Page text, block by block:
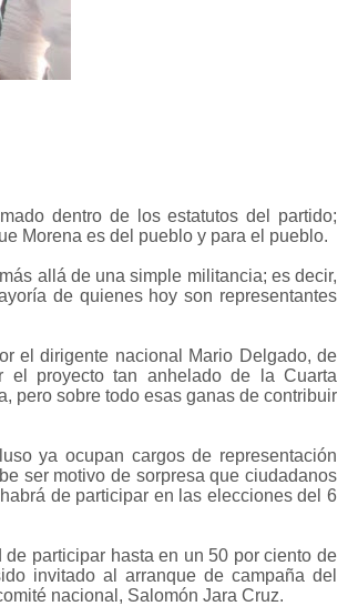
dentro de los estatutos del partido;
Morena es del pueblo y para el pueblo.
allá de una simple militancia; es decir,
de quienes hoy son representantes
el dirigente nacional Mario Delgado, de
el proyecto tan anhelado de la Cuarta
pero sobre todo esas ganas de contribuir
ya ocupan cargos de representación
ser motivo de sorpresa que ciudadanos
de participar en las elecciones del 6
participar hasta en un 50 por ciento de
invitado al arranque de campaña del
nacional, Salomón Jara Cruz.